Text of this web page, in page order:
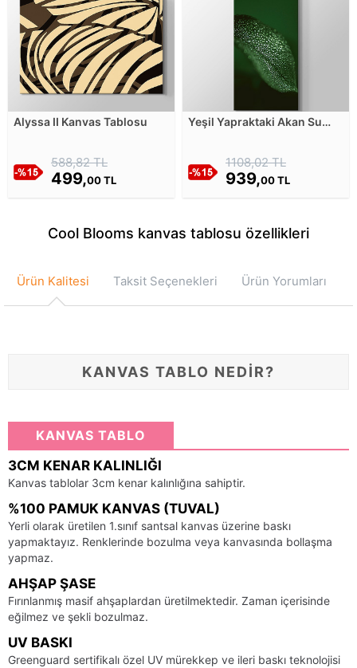
Alyssa II Kanvas Tablosu
588,82 TL
499,00 TL
Yeşil Yapraktaki Akan Su
1108,02 TL
939,00 TL
Cool Blooms kanvas tablosu özellikleri
Ürün Kalitesi Taksit Seçenekleri Ürün Yorumları
KANVAS TABLO NEDİR?
KANVAS TABLO
3CM KENAR KALINLIĞI
Kanvas tablolar 3cm kenar kalınlığına sahiptir.
%100 PAMUK KANVAS (TUVAL)
Yerli olarak üretilen 1.sınıf santsal kanvas üzerine baskı
yapmaktayız. Renklerinde bozulma veya kanvasında bollaşma
yapmaz.
AHŞAP ŞASE
Fırınlanmış masif ahşaplardan üretilmektedir. Zaman içerisinde
eğilmez ve şekli bozulmaz.
UV BASKI
Greenguard sertifikalı özel UV mürekkep ve ileri baskı teknolojisi